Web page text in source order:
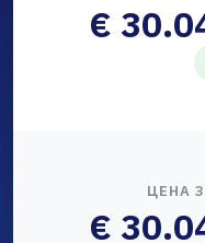
€
ЦЕНА
€